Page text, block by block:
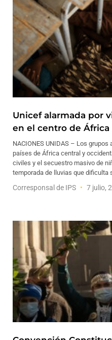
Unicef alarmada por
en el centro de África
NACIONES UNIDAS – Los
países de África central y
civiles y el secuestro masivo de
temporada de lluvias que dificulta
Corresponsal de IPS 7 julio,